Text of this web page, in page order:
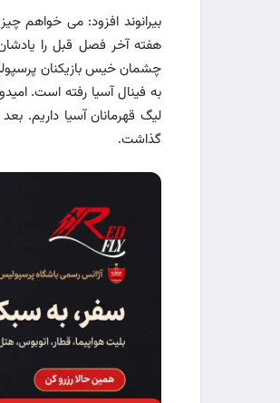
به فینال آسیا رفته است.
لیگ قهرمانان آسیا داریم.
گذاشت.